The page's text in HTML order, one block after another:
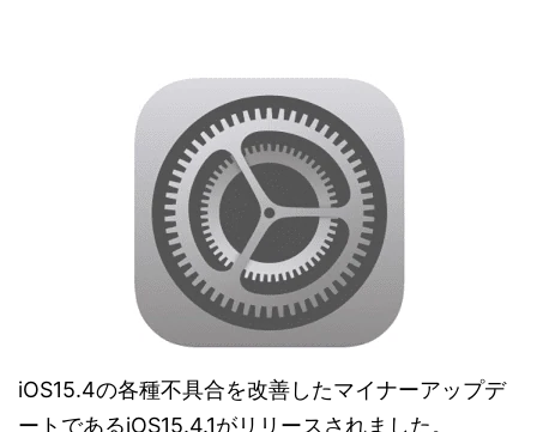
iOS15.4の各種不具合を改善したマイナーアップデ
ートであるiOS15.4.1がリリースされました。